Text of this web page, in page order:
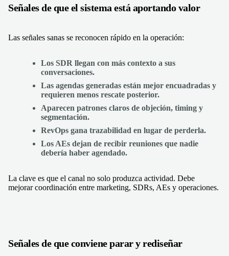
Señales de que el sistema está aportando valor
Las señales sanas se reconocen rápido en la operación:
Los SDR llegan con más contexto a sus
conversaciones.
Las agendas generadas están mejor encuadradas y
requieren menos rescate posterior.
Aparecen patrones claros de objeción, timing y
segmentación.
RevOps gana trazabilidad en lugar de perderla.
Los AEs dejan de recibir reuniones que nadie
debería haber agendado.
La clave es que el canal no solo produzca actividad. Debe
mejorar coordinación entre marketing, SDRs, AEs y operaciones.
Señales de que conviene parar y rediseñar